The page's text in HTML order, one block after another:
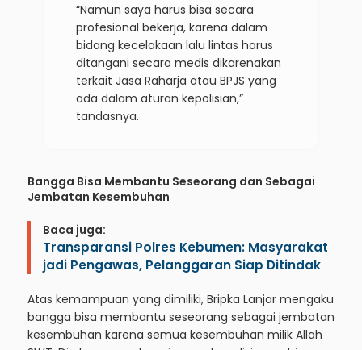
“Namun saya harus bisa secara
profesional bekerja, karena dalam
bidang kecelakaan lalu lintas harus
ditangani secara medis dikarenakan
terkait Jasa Raharja atau BPJS yang
ada dalam aturan kepolisian,”
tandasnya.
Bangga Bisa Membantu Seseorang dan Sebagai
Jembatan Kesembuhan
Baca juga:
Transparansi Polres Kebumen: Masyarakat
jadi Pengawas, Pelanggaran Siap Ditindak
Atas kemampuan yang dimiliki, Bripka Lanjar mengaku
bangga bisa membantu seseorang sebagai jembatan
kesembuhan karena semua kesembuhan milik Allah